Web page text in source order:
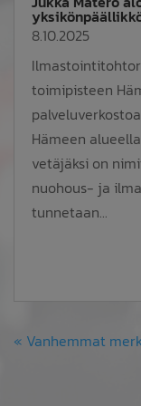
8.10.2025
toimipisteen
Hämeen
vetäjäksi on
nuohous- ja
tunnetaan...
« Vanhemmat